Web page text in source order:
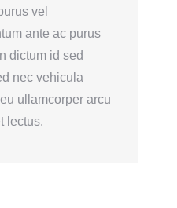
vel
ante ac purus
dictum id sed
nec vehicula
ullamcorper arcu
lectus.